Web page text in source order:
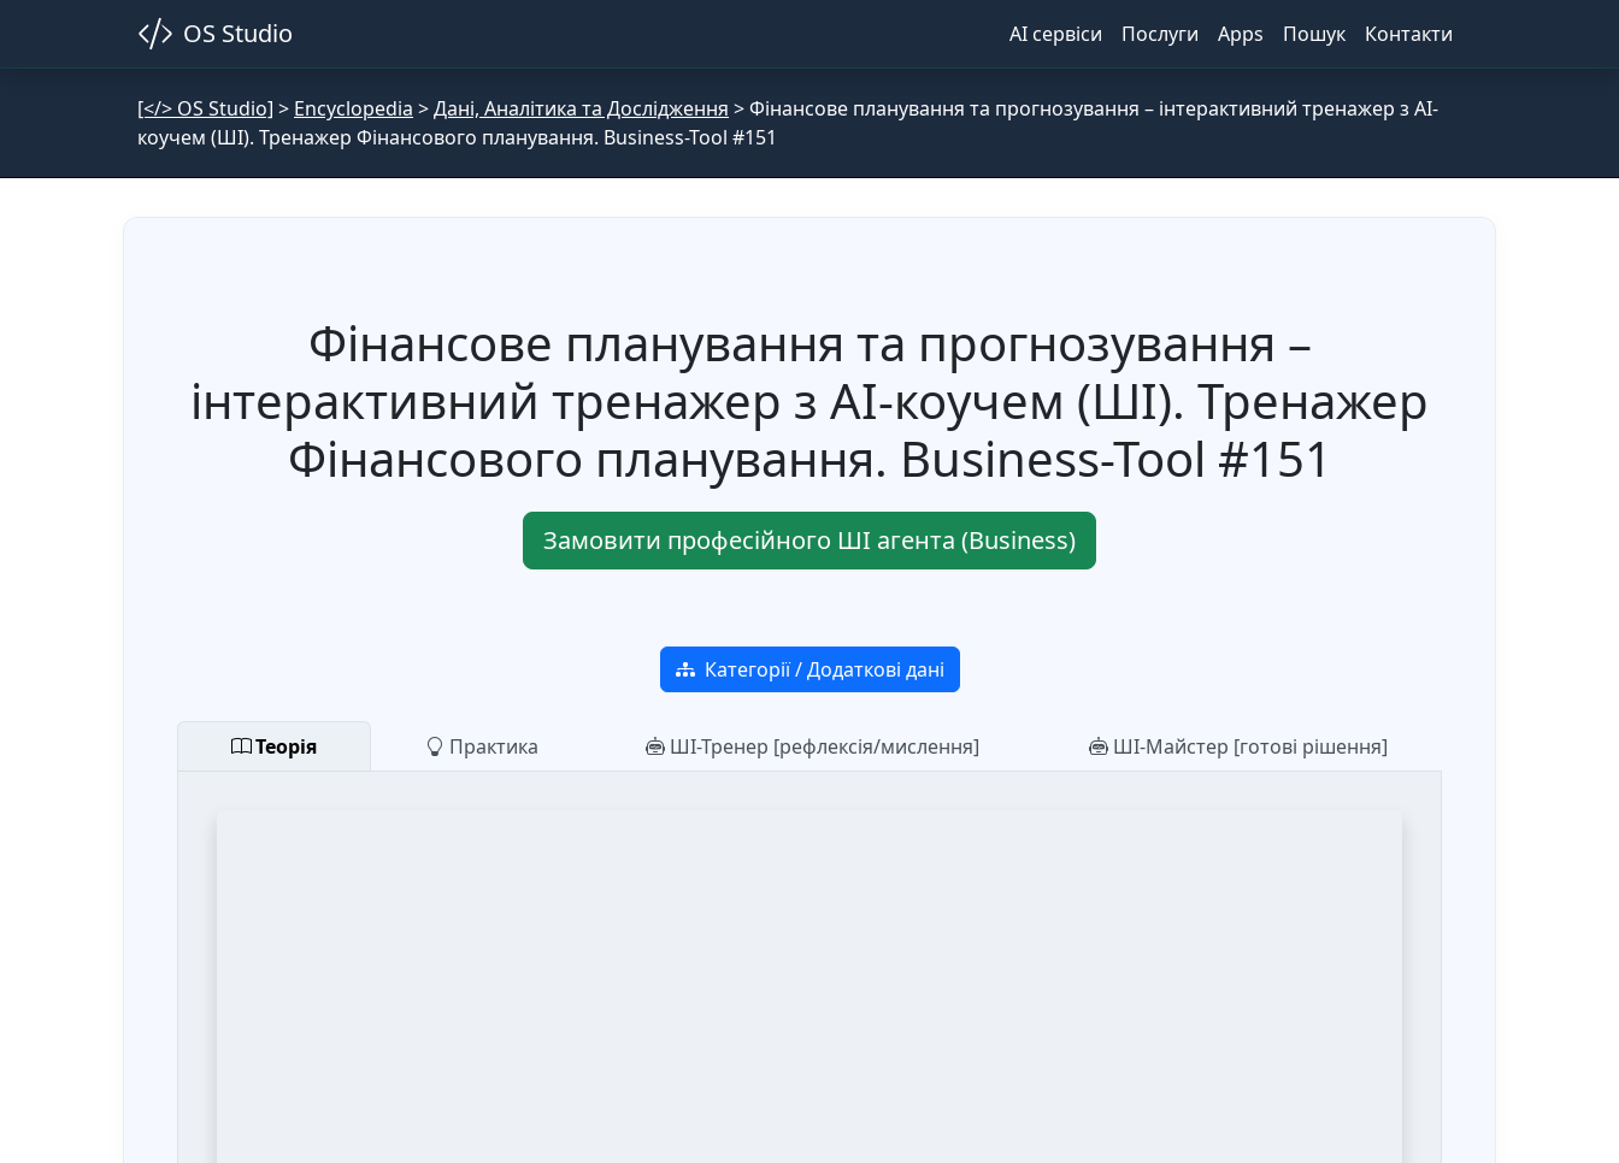
OS Studio AI сервіси Послуги Apps Пошук Контакти
[</> OS Studio] > Encyclopedia >Дані, Аналітика та Дослідження >Фінансове планування та прогнозування – інтерактивний тренажер з AI-
коучем (ШІ). Тренажер Фінансового планування. Business-Tool #151
Фінансове планування та прогнозування –
інтерактивний тренажер з AI-коучем (ШІ). Тренажер
Фінансового планування. Business-Tool #151
Замовити професійного ШІ агента (Business)
Категорії / Додаткові дані
Теорія Практика ШІ-Тренер [рефлексія/мислення] ШІ-Майстер [готові рішення]